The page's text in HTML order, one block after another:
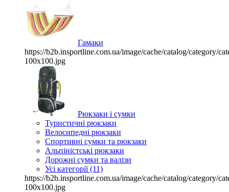
Гамаки
https://b2b.insportline.com.ua/image/cache/catalog/category/
100x100.jpg
Рюкзаки і сумки
Туристичні рюкзаки
Велосипедні рюкзаки
Спортивні сумки та рюкзаки
Альпіністські рюкзаки
Дорожні сумки та валізи
Усі категорії (11)
https://b2b.insportline.com.ua/image/cache/catalog/category/
100x100.jpg